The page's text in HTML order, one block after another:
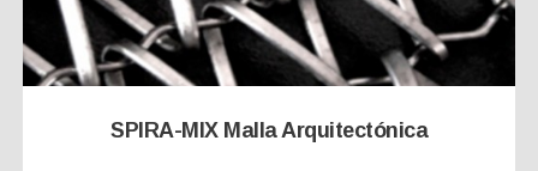
SPIRA-MIX Malla Arquitectónica